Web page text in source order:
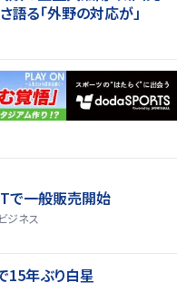
語る「外野の対応が」
で一般販売開始
ジネス
15年ぶり白星